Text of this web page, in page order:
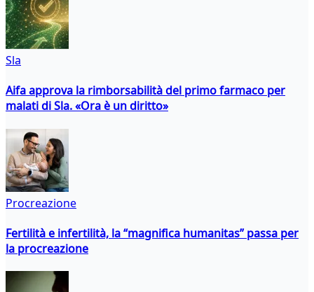
Sla
Aifa approva la rimborsabilità del primo farmaco per
malati di Sla. «Ora è un diritto»
Procreazione
Fertilità e infertilità, la “magnifica humanitas” passa per
la procreazione